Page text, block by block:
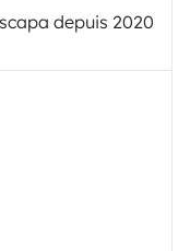
depuis 2020